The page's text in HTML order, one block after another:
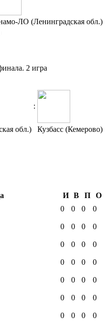
ЛО (Ленинградская обл.)
2 игра
:
обл.) Кузбасс (Кемерово)
И В П
О
0 0 0 0
0 0 0 0
0 0 0 0
0 0 0 0
0 0 0 0
0 0 0 0
0 0 0 0